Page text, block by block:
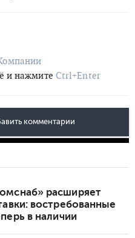
и нажмите Ctrl+Enter
комментарии
расширяет
востребованные
в наличии